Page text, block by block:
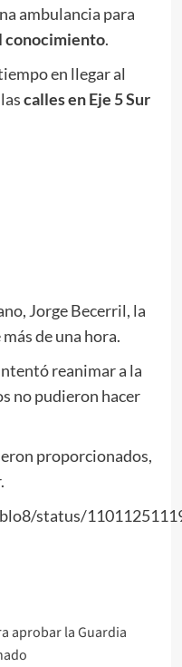
ambulancia para
conocimiento.
en llegar al
calles en Eje 5 Sur
Jorge Becerril, la
de una hora.
reanimar a la
no pudieron hacer
proporcionados,
status/
aprobar la Guardia